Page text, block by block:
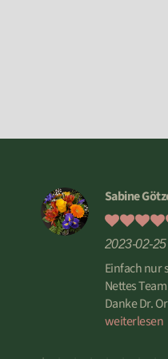
Sabine
2023-02-25
Einfach nur
Nettes
Danke Dr.
Otto geht es
weiterlesen